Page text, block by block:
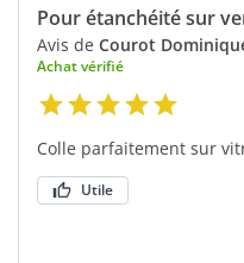
Pour étanchéité sur
Avis de Courot
Achat vérifié
Colle parfaitement sur
Utile